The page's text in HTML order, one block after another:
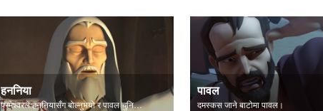
हननिया
परमेश्‍वरले हननियासँग बोल्नुभयो र पावल चुनिएका हुन् भन्नुभयो।
पावल
दमस्कस जाने बाटोमा पावल।